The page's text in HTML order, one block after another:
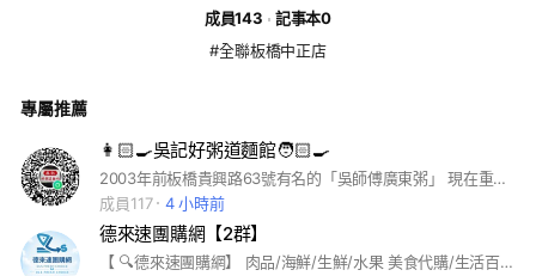
成員143
記事本0
#全聯板橋中正店
專屬推薦
👩🏻‍🍳吳記好粥道麵館🧑🏻‍🍳
2003年前板橋貴興路63號有名的「吳師傅廣東粥」 現在重新開幕了～🎉 #粥#麵#水餃#火鍋：可以在這社群 #LINE點餐！後取貨！超級方便📢
成員117
4 小時前
德來速團購網【2群】
【 🔍德來速團購網】 肉品/海鮮/生鮮/水果 美食代購/生活百貨 #美食團購 #蔬果配送